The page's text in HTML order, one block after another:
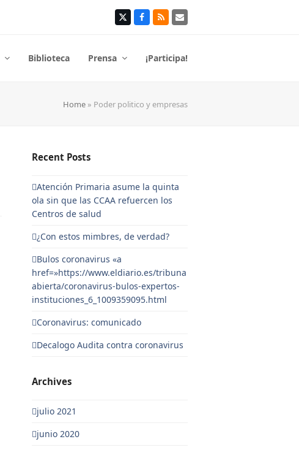
TwitterFacebook
RSS Correo
Biblioteca Prensa ¡Participa!
Home » Poder politico y empresas
Recent Posts
Atención Primaria asume la quinta
ola sin que las CCAA refuercen los
Centros de salud
¿Con estos mimbres, de verdad?
Bulos coronavirus «a
href=»https://www.eldiario.es/tribuna
abierta/coronavirus-bulos-expertos-
instituciones_6_1009359095.html
Coronavirus: comunicado
Decalogo Audita contra coronavirus
Archives
julio 2021
junio 2020